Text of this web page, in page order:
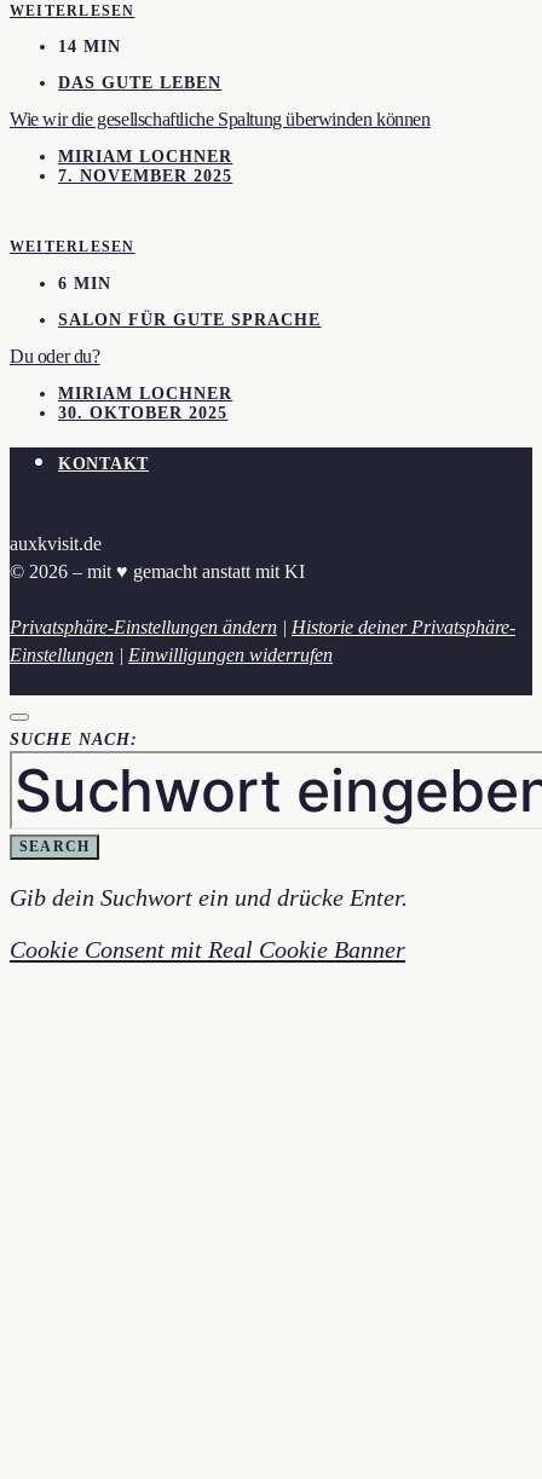
WEITERLESEN
14 MIN
DAS GUTE LEBEN
Wie wir die gesellschaftliche Spaltung überwinden können
MIRIAM LOCHNER
7. NOVEMBER 2025
WEITERLESEN
6 MIN
SALON FÜR GUTE SPRACHE
Du oder du?
MIRIAM LOCHNER
30. OKTOBER 2025
KONTAKT
auxkvisit.de
© 2026 – mit ♥︎ gemacht anstatt mit KI
Privatsphäre-Einstellungen ändern | Historie deiner Privatsphäre-
Einstellungen | Einwilligungen widerrufen
SUCHE NACH:
SEARCH
Gib dein Suchwort ein und drücke Enter.
Cookie Consent mit Real Cookie Banner